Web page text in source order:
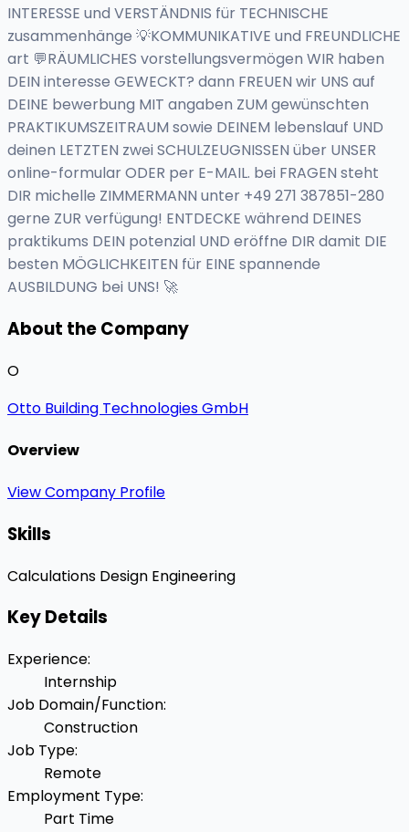
INTERESSE und VERSTÄNDNIS für TECHNISCHE
zusammenhänge 💡KOMMUNIKATIVE und FREUNDLICHE
art 💬RÄUMLICHES vorstellungsvermögen WIR haben
DEIN interesse GEWECKT? dann FREUEN wir UNS auf
DEINE bewerbung MIT angaben ZUM gewünschten
PRAKTIKUMSZEITRAUM sowie DEINEM lebenslauf UND
deinen LETZTEN zwei SCHULZEUGNISSEN über UNSER
online-formular ODER per E-MAIL. bei FRAGEN steht
DIR michelle ZIMMERMANN unter +49 271 387851-280
gerne ZUR verfügung! ENTDECKE während DEINES
praktikums DEIN potenzial UND eröffne DIR damit DIE
besten MÖGLICHKEITEN für EINE spannende
AUSBILDUNG bei UNS! 🚀
About the Company
O
Otto Building Technologies GmbH
Overview
View Company Profile
Skills
Calculations Design Engineering
Key Details
Experience:
Internship
Job Domain/Function:
Construction
Job Type:
Remote
Employment Type:
Part Time